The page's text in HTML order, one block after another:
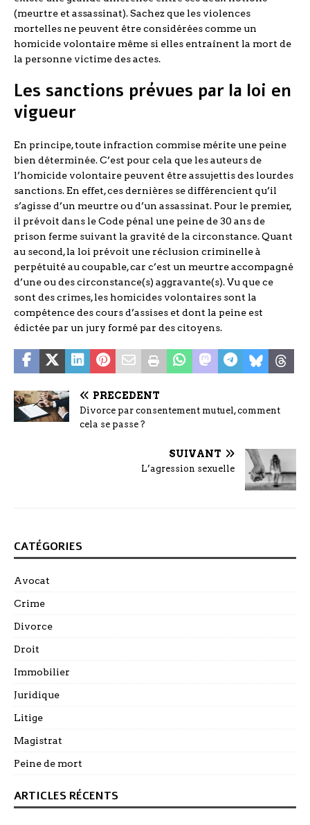
(meurtre et assassinat). Sachez que les violences
mortelles ne peuvent être considérées comme un
homicide volontaire même si elles entraînent la mort de
la personne victime des actes.
Les sanctions prévues par la loi en
vigueur
En principe, toute infraction commise mérite une peine
bien déterminée. C’est pour cela que les auteurs de
l’homicide volontaire peuvent être assujettis des lourdes
sanctions. En effet, ces dernières se différencient qu’il
s’agisse d’un meurtre ou d’un assassinat. Pour le premier,
il prévoit dans le Code pénal une peine de 30 ans de
prison ferme suivant la gravité de la circonstance. Quant
au second, la loi prévoit une réclusion criminelle à
perpétuité au coupable, car c’est un meurtre accompagné
d’une ou des circonstance(s) aggravante(s). Vu que ce
sont des crimes, les homicides volontaires sont la
compétence des cours d’assises et dont la peine est
édictée par un jury formé par des citoyens.
PRÉCÉDENT
Divorce par consentement mutuel, comment
cela se passe ?
SUIVANT
L’agression sexuelle
CATÉGORIES
Avocat
Crime
Divorce
Droit
Immobilier
Juridique
Litige
Magistrat
Peine de mort
ARTICLES RÉCENTS